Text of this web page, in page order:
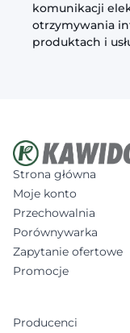
komunikacji
otrzymywania
produktach i
Strona główna
Moje konto
Przechowalnia
Porównywarka
Zapytanie ofertowe
Promocje
Producenci